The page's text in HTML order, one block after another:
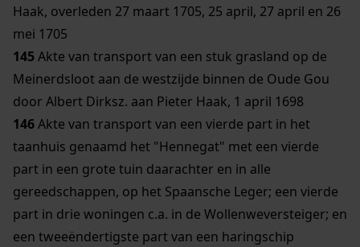
Haak, overleden 27 maart 1705, 25 april, 27 april en 26
mei 1705
145Akte van transport van een stuk grasland op de
Meinerdsloot aan de westzijde binnen de Oude Gou
door Albert Dirksz. aan Pieter Haak, 1 april 1698
146Akte van transport van een vierde part in het
taanhuis genaamd het "Hennegat" met een vierde
part in een grote tuin daarachter en in alle
gereedschappen, op het Spaansche Leger; een vierde
part in drie woningen c.a. in de Wollenweversteiger; en
een tweeëndertigste part van een haringschip